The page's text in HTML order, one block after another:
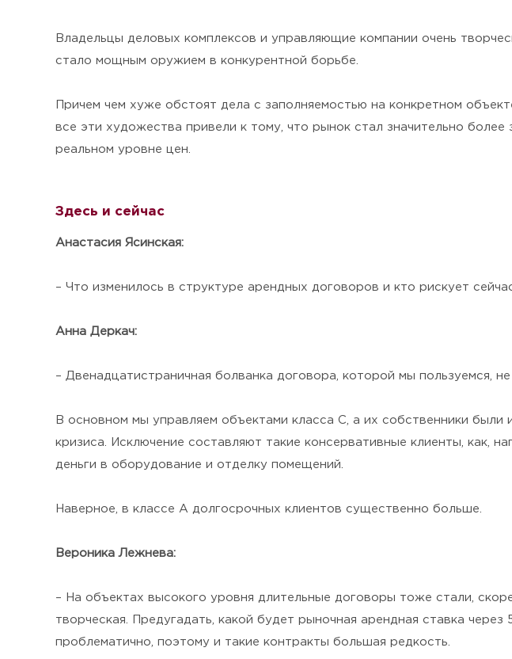
Владельцы деловых комплексов и управляющие компании очень
стало мощным оружием в конкурентной борьбе.
Причем чем хуже обстоят дела с заполняемостью на конкретном
все эти художества привели к тому, что рынок стал значительно
реальном уровне цен.
Здесь и сейчас
Анастасия Ясинская:
– Что изменилось в структуре арендных договоров и кто рискует
Анна Деркач:
– Двенадцатистраничная болванка договора, которой мы пользуемся,
В основном мы управляем объектами класса С, а их собственники
кризиса. Исключение составляют такие консервативные клиенты, как,
деньги в оборудование и отделку помещений.
Наверное, в классе А долгосрочных клиентов существенно больше.
Вероника Лежнева:
– На объектах высокого уровня длительные договоры тоже стали,
творческая. Предугадать, какой будет рыночная арендная ставка
проблематично, поэтому и такие контракты большая редкость.